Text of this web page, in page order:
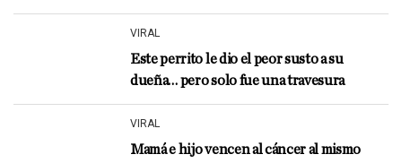
VIRAL
Este perrito le dio el peor susto a su
dueña… pero solo fue una travesura
VIRAL
Mamá e hijo vencen al cáncer al mismo